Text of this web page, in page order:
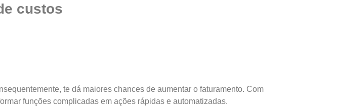
custos
te dá maiores chances de aumentar o faturamento. Com
funções complicadas em ações rápidas e automatizadas.